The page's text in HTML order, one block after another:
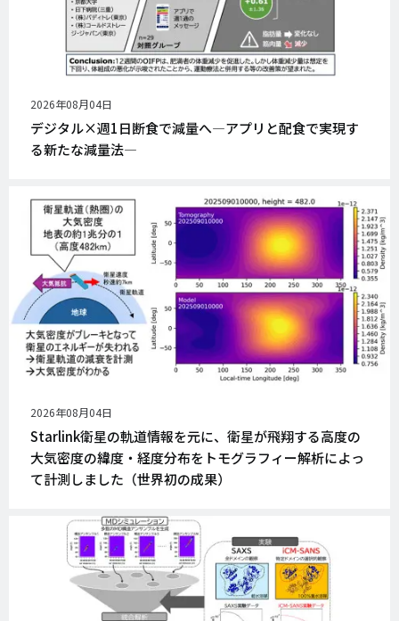
公
開
日
2026年08月04日
デジタル×週1日断食で減量へ―アプリと配食で実現す
る新たな減量法―
公
開
日
2026年08月04日
Starlink衛星の軌道情報を元に、衛星が飛翔する高度の
大気密度の緯度・経度分布をトモグラフィー解析によっ
て計測しました（世界初の成果）